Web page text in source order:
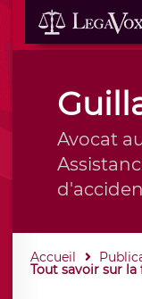
Avocat
Accueil
Tout savoir sur la